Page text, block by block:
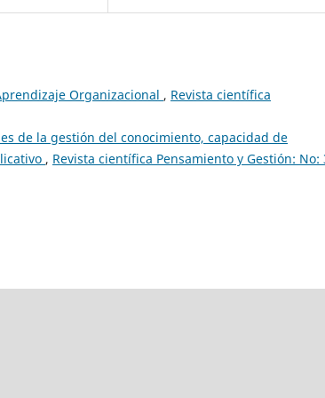
Organizacional , Revista científica
de la gestión del conocimiento, capacidad de
, Revista científica Pensamiento y Gestión: No: